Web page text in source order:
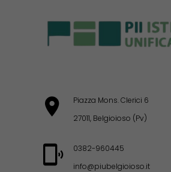
Piazza Mons. Clerici 6
27011, Belgioioso (Pv)
0382-960445
info@piubelgioioso.it